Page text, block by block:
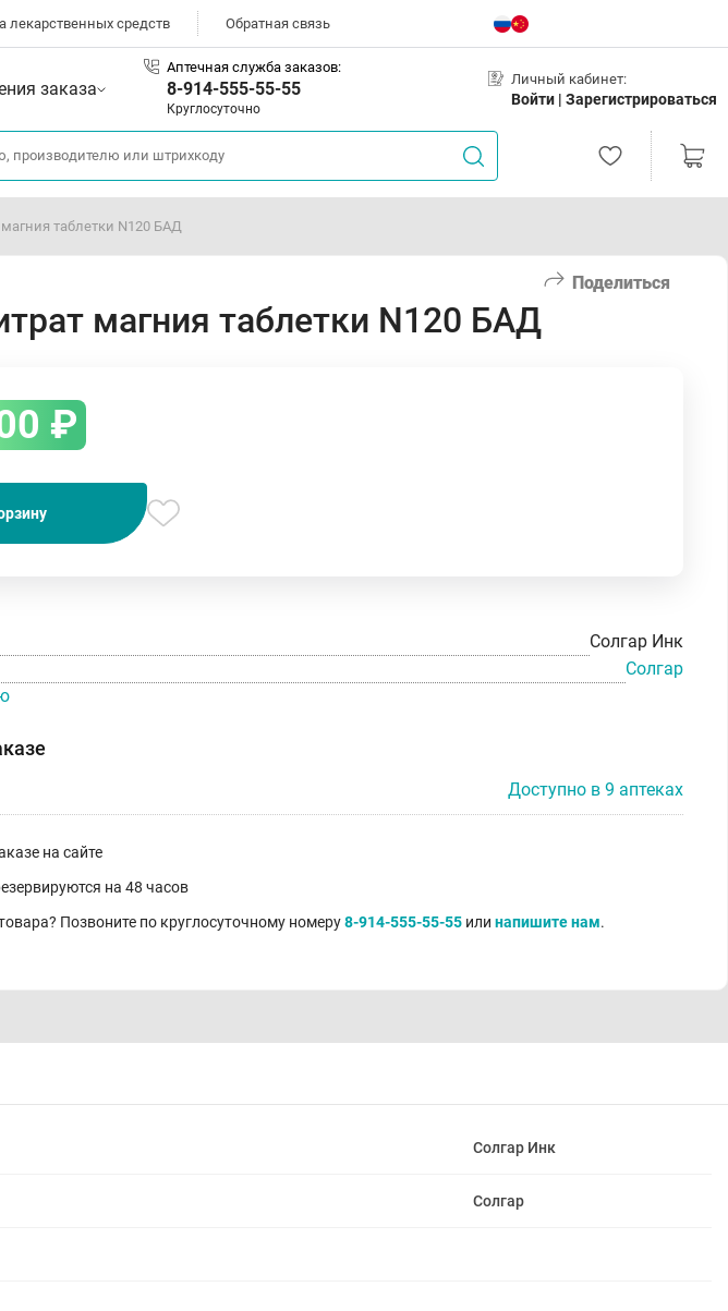
лекарственных средств Обратная связь
заказа
Аптечная служба заказов:
8-914-555-55-55
Круглосуточно
Личный кабинет:
Войти | Зарегистрироваться
таблетки N120 БАД
Поделиться
магния таблетки N120 БАД
₽
Солгар Инк
Солгар
Доступно в 9 аптеках
на сайте
на 48 часов
Позвоните по круглосуточному номеру8-914-555-55-55 или напишите нам.
Солгар Инк
Солгар